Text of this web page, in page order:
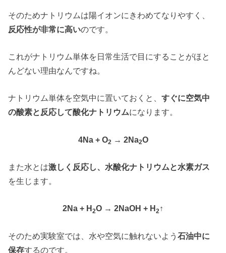
そのためナトリウムは陽イオンにきわめてなりやすく、
反応性が非常に高いのです。
これがナトリウム単体を日常生活で目にすることがほと
んどない理由なんですね。
ナトリウム単体を空気中に置いておくと、すぐに空気中
の酸素と反応して酸化ナトリウムになります。
4Na + O2 → 2Na2O
また水とは激しく反応し、水酸化ナトリウムと水素ガス
を生じます。
2Na + H 2O → 2NaOH + H 2 ↑
そのため実験室では、水や空気に触れないよう石油中に
保存するのです。